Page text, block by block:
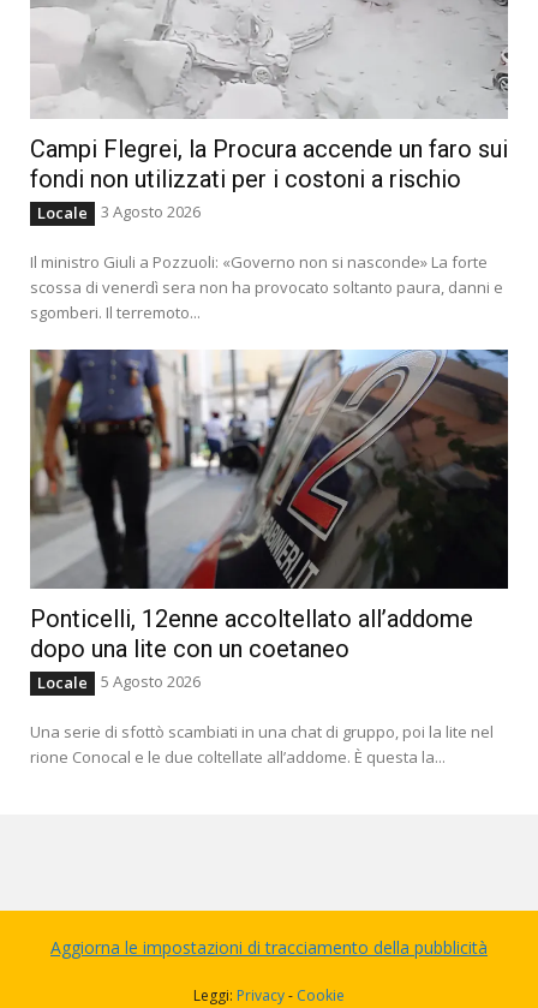
Campi Flegrei, la Procura accende un faro sui
fondi non utilizzati per i costoni a rischio
Locale 3 Agosto 2026
Il ministro Giuli a Pozzuoli: «Governo non si nasconde» La forte
scossa di venerdì sera non ha provocato soltanto paura, danni e
sgomberi. Il terremoto...
Ponticelli, 12enne accoltellato all’addome
dopo una lite con un coetaneo
Locale 5 Agosto 2026
Una serie di sfottò scambiati in una chat di gruppo, poi la lite nel
rione Conocal e le due coltellate all’addome. È questa la...
Aggiorna le impostazioni di tracciamento della pubblicità
Leggi: Privacy- Cookie